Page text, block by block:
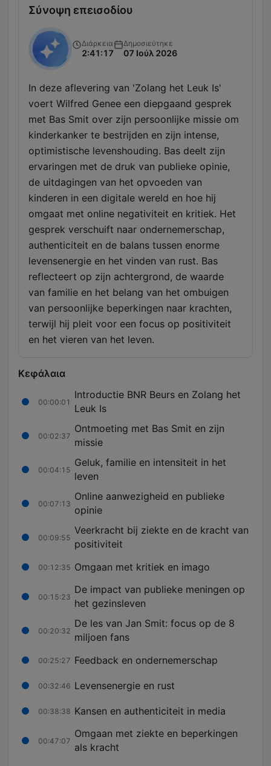
Σύνοψη επεισοδίου
Διάρκεια
2:41:17
Δημοσιεύτηκε
07 Ιούλ 2026
In deze aflevering van 'Zolang het Leuk Is'
voert Wilfred Genee een diepgaand gesprek
met Bas Smit over zijn persoonlijke missie om
kinderkanker te bestrijden en zijn intense,
optimistische levenshouding. Bas deelt zijn
ervaringen met de druk van publieke opinie,
de uitdagingen van het opvoeden van
kinderen in een digitale wereld en hoe hij
omgaat met online negativiteit en kritiek. Het
gesprek verschuift naar ondernemerschap,
authenticiteit en de balans tussen enorme
levensenergie en het vinden van rust. Bas
reflecteert op zijn achtergrond, de waarde
van familie en het belang van het ombuigen
van persoonlijke beperkingen naar krachten,
terwijl hij pleit voor een focus op positiviteit
en het vieren van het leven.
Κεφάλαια
00:00:01
Introductie BNR Beurs en Zolang het
Leuk Is
00:02:37
Ontmoeting met Bas Smit en zijn
missie
00:04:15
Geluk, familie en intensiteit in het
leven
00:07:13
Online aanwezigheid en publieke
opinie
00:09:55
Veerkracht bij ziekte en de kracht van
positiviteit
00:12:35 Omgaan met kritiek en imago
00:15:23
De impact van publieke meningen op
het gezinsleven
00:20:32
De les van Jan Smit: focus op de 8
miljoen fans
00:25:27 Feedback en ondernemerschap
00:32:46 Levensenergie en rust
00:38:38 Kansen en authenticiteit in media
00:47:07
Omgaan met ziekte en beperkingen
als kracht